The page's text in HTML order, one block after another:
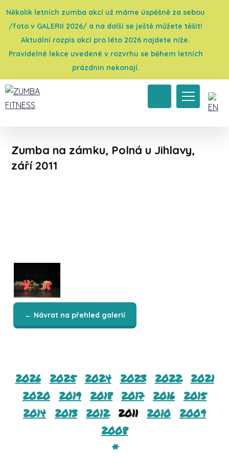
Několik letních zumba akcí už máme úspěšně za sebou
/foto v GALERII 2026/ a na další se ještě můžete těšit!
Aktuální rozpis akcí pro léto 2026 najdete níže.
Pravidelné lekce uvedené v rozvrhu se během letních
prázdnin nekonají.
Zumba na zámku, Polná u Jihlavy,
září 2011
← Návrat na přehled galerií
2026 2025 2024 2023 2022
2021
2020
2019 2018 2017 2016
2015
2014
2013 2012 2011 2010
2009
2008
*